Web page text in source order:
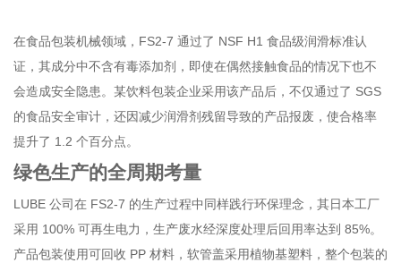
在食品包装机械领域，FS2-7 通过了 NSF H1 食品级润滑标准认
证，其成分中不含有毒添加剂，即使在偶然接触食品的情况下也不
会造成安全隐患。某饮料包装企业采用该产品后，不仅通过了 SGS
的食品安全审计，还因减少润滑剂残留导致的产品报废，使合格率
提升了 1.2 个百分点。
绿色生产的全周期考量
LUBE 公司在 FS2-7 的生产过程中同样践行环保理念，其日本工厂
采用 100% 可再生电力，生产废水经深度处理后回用率达到 85%。
产品包装使用可回收 PP 材料，软管盖采用植物基塑料，整个包装的